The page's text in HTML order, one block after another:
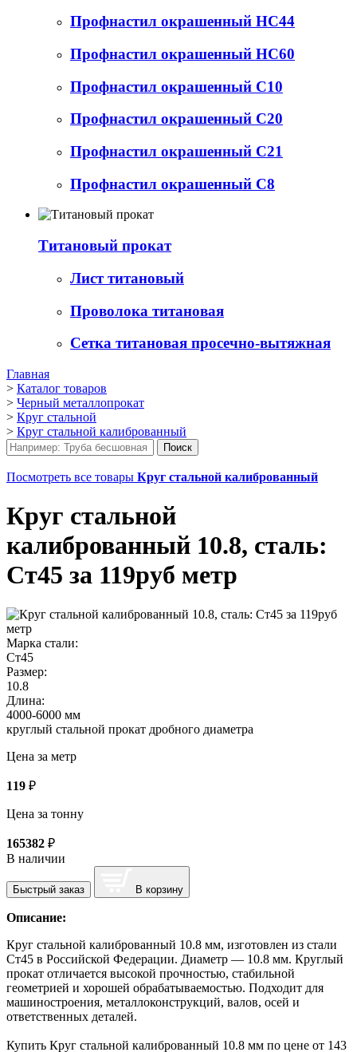
Профнастил окрашенный НС44
Профнастил окрашенный НС60
Профнастил окрашенный С10
Профнастил окрашенный С20
Профнастил окрашенный С21
Профнастил окрашенный С8
Титановый прокат
Лист титановый
Проволока титановая
Сетка титановая просечно-вытяжная
Главная
> Каталог товаров
> Черный металлопрокат
> Круг стальной
> Круг стальной калиброванный
Посмотреть все товары Круг стальной калиброванный
Круг стальной
калиброванный 10.8, сталь:
Ст45 за 119руб метр
Марка стали:
Ст45
Размер:
10.8
Длина:
4000-6000 мм
круглый стальной прокат дробного диаметра
Цена за метр
119 ₽
Цена за тонну
165382 ₽
В наличии
Быстрый заказ В корзину
Описание:
Круг стальной калиброванный 10.8 мм, изготовлен из стали
Ст45 в Российской Федерации. Диаметр — 10.8 мм. Круглый
прокат отличается высокой прочностью, стабильной
геометрией и хорошей обрабатываемостью. Подходит для
машиностроения, металлоконструкций, валов, осей и
ответственных деталей.
Купить Круг стальной калиброванный 10.8 мм по цене от 143